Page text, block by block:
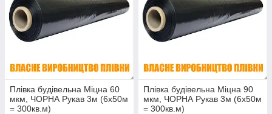
Плівка будівельна Міцна 60
мкм, ЧОРНА Рукав 3м (6х50м
= 300кв.м)
Плівка будівельна Міцна 90
мкм, ЧОРНА Рукав 3м (6х50м
= 300кв.м)